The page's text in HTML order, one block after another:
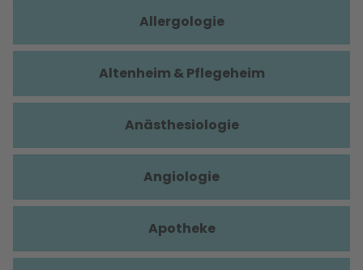
Allergologie
Altenheim & Pflegeheim
Anästhesiologie
Angiologie
Apotheke